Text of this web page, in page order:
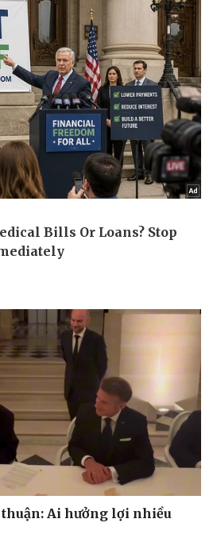
Quân sự - Quốc phòng
Vũ khí
Việt Nam
Phân tích
Ai hưởng lợi nhiều